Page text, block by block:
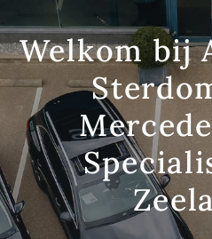
Welkom bij